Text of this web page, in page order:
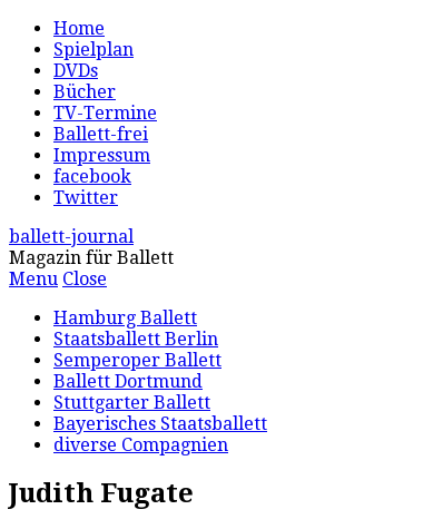
Home
Spielplan
DVDs
Bücher
TV-Termine
Ballett-frei
Impressum
facebook
Twitter
ballett-journal
Magazin für Ballett
Menu Close
Hamburg Ballett
Staatsballett Berlin
Semperoper Ballett
Ballett Dortmund
Stuttgarter Ballett
Bayerisches Staatsballett
diverse Compagnien
Judith Fugate